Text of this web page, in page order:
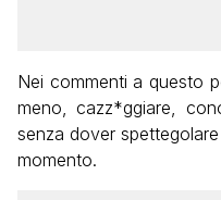
Nei commenti a questo
meno, cazz*ggiare,
senza dover
momento.